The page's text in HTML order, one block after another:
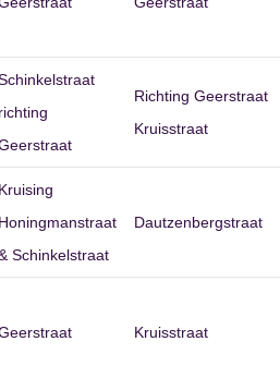
richting
Richting Geerstraat
Kruisstraat
Kruising
Honingmanstraat
Schinkelstraat
Dautzenbergstraat
Kruisstraat